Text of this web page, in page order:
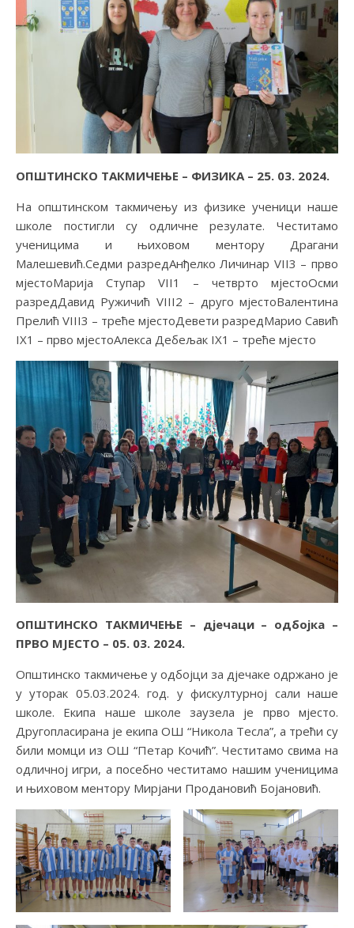
ОПШТИНСКО ТАКМИЧЕЊЕ – ФИЗИКА – 25. 03. 2024.
На општинском такмичењу из физике ученици наше
школе постигли су одличне резулате. Честитамо
ученицима и њиховом ментору Драгани
Малешевић.Седми разредАнђелко Личинар VII3 – прво
мјестоМарија Ступар VII1 – четврто мјестоОсми
разредДавид Ружичић VIII2 – друго мјестоВалентина
Прелић VIII3 – треће мјестоДевети разредМарио Савић
IX1 – прво мјестоАлекса Дебељак IX1 – треће мјесто
ОПШТИНСКО ТАКМИЧЕЊЕ – дјечаци – одбојка –
ПРВО МЈЕСТО – 05. 03. 2024.
Општинско такмичење у одбојци за дјечаке одржано је
у уторак 05.03.2024. год. у фискултурној сали наше
школе. Екипа наше школе заузела је прво мјесто.
Другопласирана је екипа ОШ “Никола Тесла”, а трећи су
били момци из ОШ “Петар Кочић”. Честитамо свима на
одличној игри, а посебно честитамо нашим ученицима
и њиховом ментору Мирјани Продановић Бојановић.